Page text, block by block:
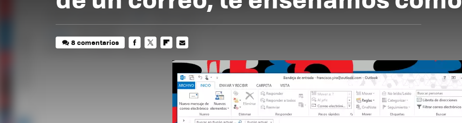
8 comentarios
MAIL